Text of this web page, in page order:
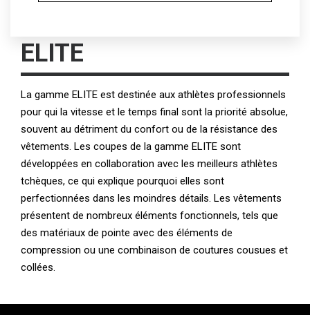
ELITE
La gamme ELITE est destinée aux athlètes professionnels
pour qui la vitesse et le temps final sont la priorité absolue,
souvent au détriment du confort ou de la résistance des
vêtements. Les coupes de la gamme ELITE sont
développées en collaboration avec les meilleurs athlètes
tchèques, ce qui explique pourquoi elles sont
perfectionnées dans les moindres détails. Les vêtements
présentent de nombreux éléments fonctionnels, tels que
des matériaux de pointe avec des éléments de
compression ou une combinaison de coutures cousues et
collées.